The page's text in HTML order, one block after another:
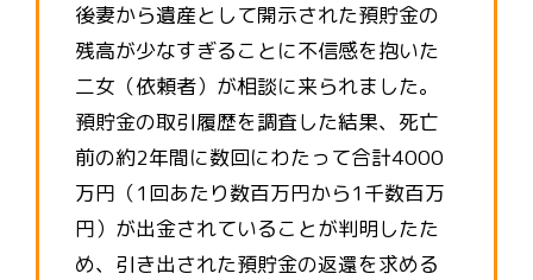
後妻から遺産として開示された預貯金の
残高が少なすぎることに不信感を抱いた
二女（依頼者）が相談に来られました。
預貯金の取引履歴を調査した結果、死亡
前の約2年間に数回にわたって合計4000
万円（1回あたり数百万円から1千数百万
円）が出金されていることが判明したた
め、引き出された預貯金の返還を求める